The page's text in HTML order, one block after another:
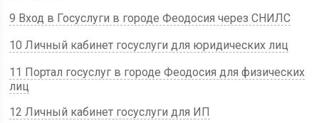
9 Вход в Госуслуги в городе Феодосия через СНИЛС
10 Личный кабинет госуслуги для юридических лиц
11 Портал госуслуг в городе Феодосия для физических
лиц
12 Личный кабинет госуслуги для ИП